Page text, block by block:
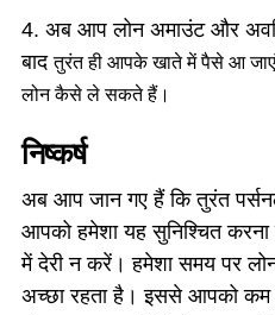
4. अब आप लोन अमाउंट और
बादतुरंतहीआपके खाते में पैसे आ
लोन कैसे ले सकते हैं।
निष्कर्ष
अब आप जान गए हैं कि तुरंत
आपको हमेशा यह सुनिश्चित करना
में देरी न करें। हमेशा समय पर
अच्छा रहता है। इससे आपको कम